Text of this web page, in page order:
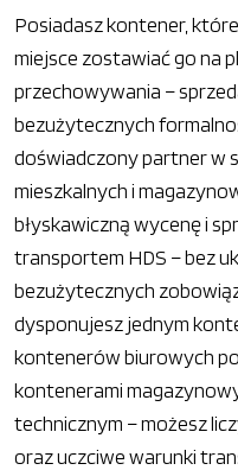
Posiadasz kontener,
miejsce zostawiać go na
przechowywania –
bezużytecznych
doświadczony partner w
mieszkalnych i
błyskawiczną wycenę i
transportem HDS – bez
bezużytecznych
dysponujesz jednym
kontenerów biurowych
kontenerami
technicznym – możesz
oraz uczciwe warunki